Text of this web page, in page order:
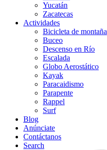
Yucatán
Zacatecas
Actividades
Bicicleta de montaña
Buceo
Descenso en Río
Escalada
Globo Aerostático
Kayak
Paracaidismo
Parapente
Rappel
Surf
Blog
Anúnciate
Contáctanos
Search